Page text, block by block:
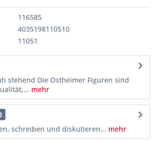
116585
4035198110510
11051
stehend Die Ostheimer Figuren sind
mehr
schreiben und diskutieren... mehr